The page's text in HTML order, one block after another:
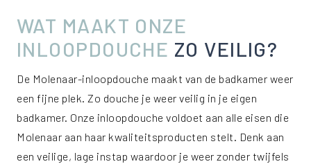
WAT MAAKT ONZE
INLOOPDOUCHE ZO VEILIG?
De Molenaar-inloopdouche maakt van de badkamer weer
een fijne plek. Zo douche je weer veilig in je eigen
badkamer. Onze inloopdouche voldoet aan alle eisen die
Molenaar aan haar kwaliteitsproducten stelt. Denk aan
een veilige, lage instap waardoor je weer zonder twijfels